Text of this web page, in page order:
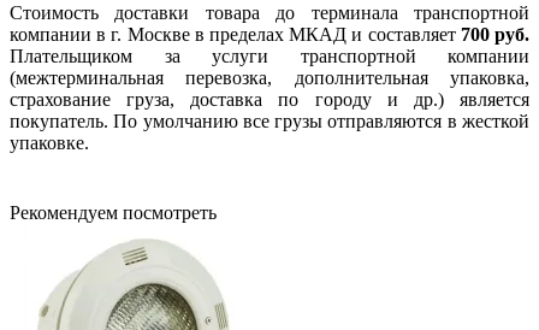
Стоимость доставки товара до терминала транспортной
компании в г. Москве в пределах МКАД и составляет 700 руб.
Плательщиком за услуги транспортной компании
(межтерминальная перевозка, дополнительная упаковка,
страхование груза, доставка по городу и др.) является
покупатель. По умолчанию все грузы отправляются в жесткой
упаковке.
Рекомендуем посмотреть